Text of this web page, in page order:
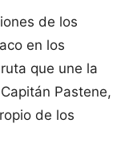
de los
en los
que une la
Pastene,
de los